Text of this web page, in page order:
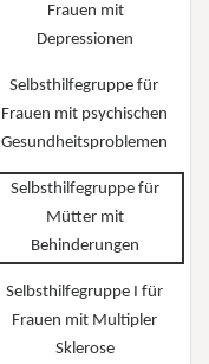
Frauen mit
Depressionen
Selbsthilfegruppe für
Frauen mit psychischen
Gesundheitsproblemen
Selbsthilfegruppe für
Mütter mit
Behinderungen
Selbsthilfegruppe I für
Frauen mit Multipler
Sklerose